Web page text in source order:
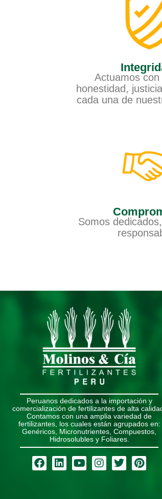
Actuamos con
honestidad,
cada una de
Somos
Peruanos dedicados a la importación y
comercialización de fertilizantes de alta
Contamos con una amplia variedad de
fertilizantes, los cuales están agrupados en:
Genéricos, Micronutrientes, Compuestos,
Hidrosolubles y Foliares.
Facebook
LinkedinYoutubeInstagram
Twitter